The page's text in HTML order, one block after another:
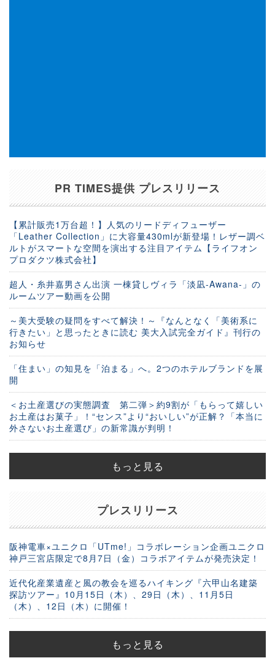
PR TIMES提供 プレスリリース
【累計販売1万台超！】人気のリードディフューザー
「Leather Collection」に大容量430mlが新登場！レザー調ベ
ルトがスマートな空間を演出する注目アイテム【ライフオン
プロダクツ株式会社】
超人・糸井嘉男さん出演 一棟貸しヴィラ「淡凪-Awana-」の
ルームツアー動画を公開
～美大受験の疑問をすべて解決！～『なんとなく「美術系に
行きたい」と思ったときに読む 美大入試完全ガイド』刊行の
お知らせ
「住まい」の知見を「泊まる」へ。2つのホテルブランドを展
開
＜お土産選びの実態調査 第二弾＞約9割が「もらって嬉しい
お土産はお菓子」！“センス”より“おいしい”が正解？「本当に
外さないお土産選び」の新常識が判明！
もっと見る
プレスリリース
阪神電車×ユニクロ「UTme!」コラボレーション企画ユニクロ
神戸三宮店限定で8月7日（金）コラボアイテムが発売決定！
近代化産業遺産と風の教会を巡るハイキング『六甲山名建築
探訪ツアー』10月15日（木）、29日（木）、11月5日
（木）、12日（木）に開催！
もっと見る